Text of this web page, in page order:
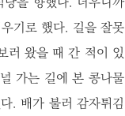
기로 했다. 길을 잘못
러 왔을 때 간 적이 있
가는 길에 본 콩나물
. 배가 불러 감자튀김